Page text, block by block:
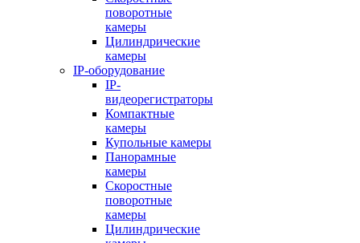
поворотные
камеры
Цилиндрические
камеры
IP-оборудование
IP-
видеорегистраторы
Компактные
камеры
Купольные камеры
Панорамные
камеры
Скоростные
поворотные
камеры
Цилиндрические